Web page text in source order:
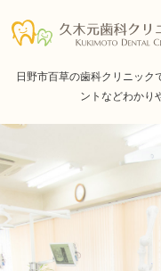
日野市百草の歯科クリニック
ントなどわかり
一般